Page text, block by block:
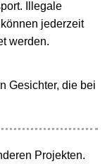
Illegale
jederzeit
werden.
Gesichter, die bei
Projekten.